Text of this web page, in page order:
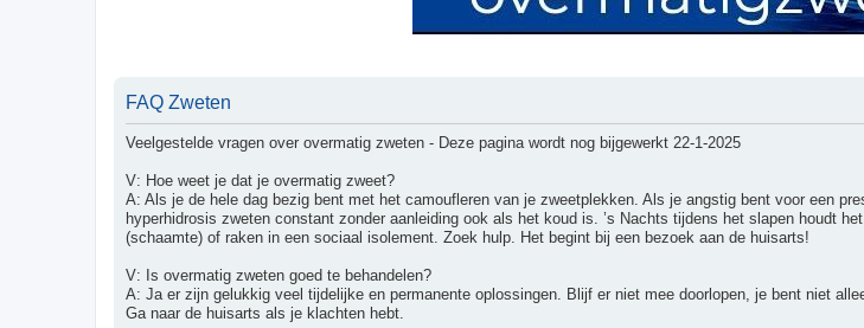
FAQ Zweten
Veelgestelde vragen over overmatig zweten - Deze pagina wordt nog bijgewerkt 22-1-2025
V: Hoe weet je dat je overmatig zweet?
A: Als je de hele dag bezig bent met het camoufleren van je zweetplekken. Als je angstig bent voor een
hyperhidrosis zweten constant zonder aanleiding ook als het koud is. ’s Nachts tijdens het slapen houdt
(schaamte) of raken in een sociaal isolement. Zoek hulp. Het begint bij een bezoek aan de huisarts!
V: Is overmatig zweten goed te behandelen?
A: Ja er zijn gelukkig veel tijdelijke en permanente oplossingen. Blijf er niet mee doorlopen, je bent niet
Ga naar de huisarts als je klachten hebt.